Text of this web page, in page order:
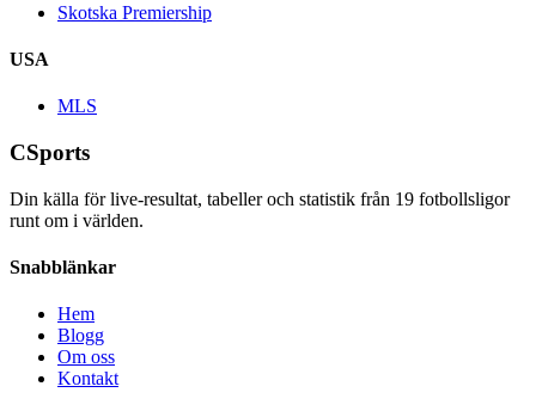
Skotska Premiership
USA
MLS
CSports
Din källa för live-resultat, tabeller och statistik från 19 fotbollsligor
runt om i världen.
Snabblänkar
Hem
Blogg
Om oss
Kontakt